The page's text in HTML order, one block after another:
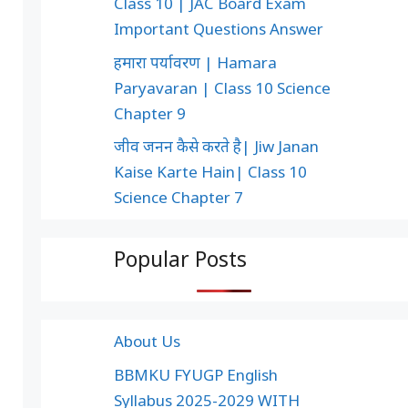
Important Questions Answer
हमारा पर्यावरण | Hamara
Paryavaran | Class 10 Science
Chapter 9
जीव जनन कैसे करते है| Jiw Janan
Kaise Karte Hain| Class 10
Science Chapter 7
Popular Posts
About Us
BBMKU FYUGP English
Syllabus 2025-2029 WITH